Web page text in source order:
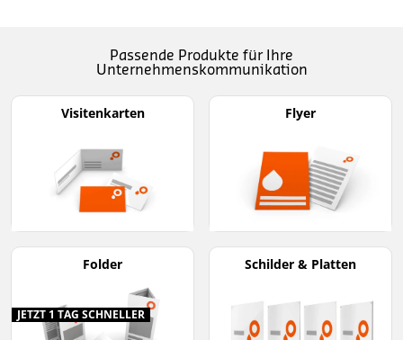
Passende Produkte für Ihre
Unternehmenskommunikation
Visitenkarten Flyer
Folder
JETZT 1 TAG SCHNELLER
Schilder & Platten